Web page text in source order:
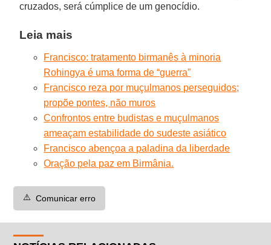
cruzados, será cúmplice de um genocídio.
Leia mais
Francisco: tratamento birmanês à minoria
Rohingya é uma forma de “guerra”
Francisco reza por muçulmanos perseguidos;
propõe pontes, não muros
Confrontos entre budistas e muçulmanos
ameaçam estabilidade do sudeste asiático
Francisco abençoa a paladina da liberdade
Oração pela paz em Birmânia.
⚠️ Comunicar erro